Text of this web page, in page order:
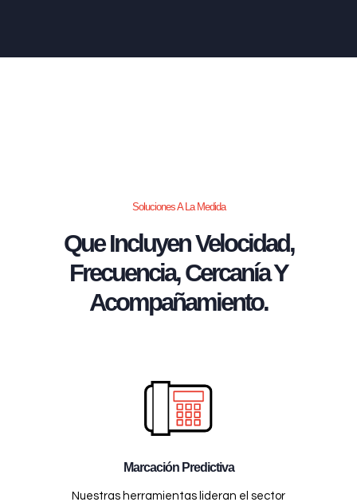
Soluciones A La Medida
Que Incluyen Velocidad,
Frecuencia, Cercanía Y
Acompañamiento.
Marcación Predictiva
Nuestras herramientas lideran el sector